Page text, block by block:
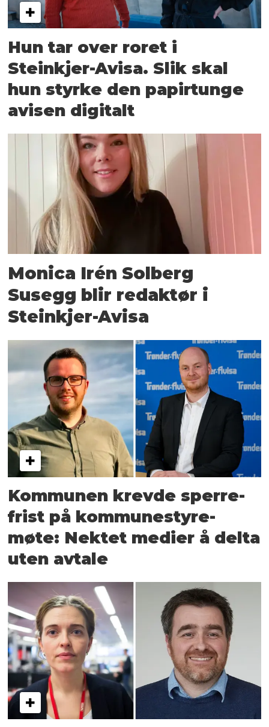
Hun tar over roret i
Steinkjer-Avisa. Slik skal
hun styrke den papirtunge
avisen digitalt
Monica Irén Solberg
Susegg blir redaktør i
Steinkjer-Avisa
Kommunen krevde sperre­
frist på kommunestyre­
møte: Nektet medier å delta
uten avtale